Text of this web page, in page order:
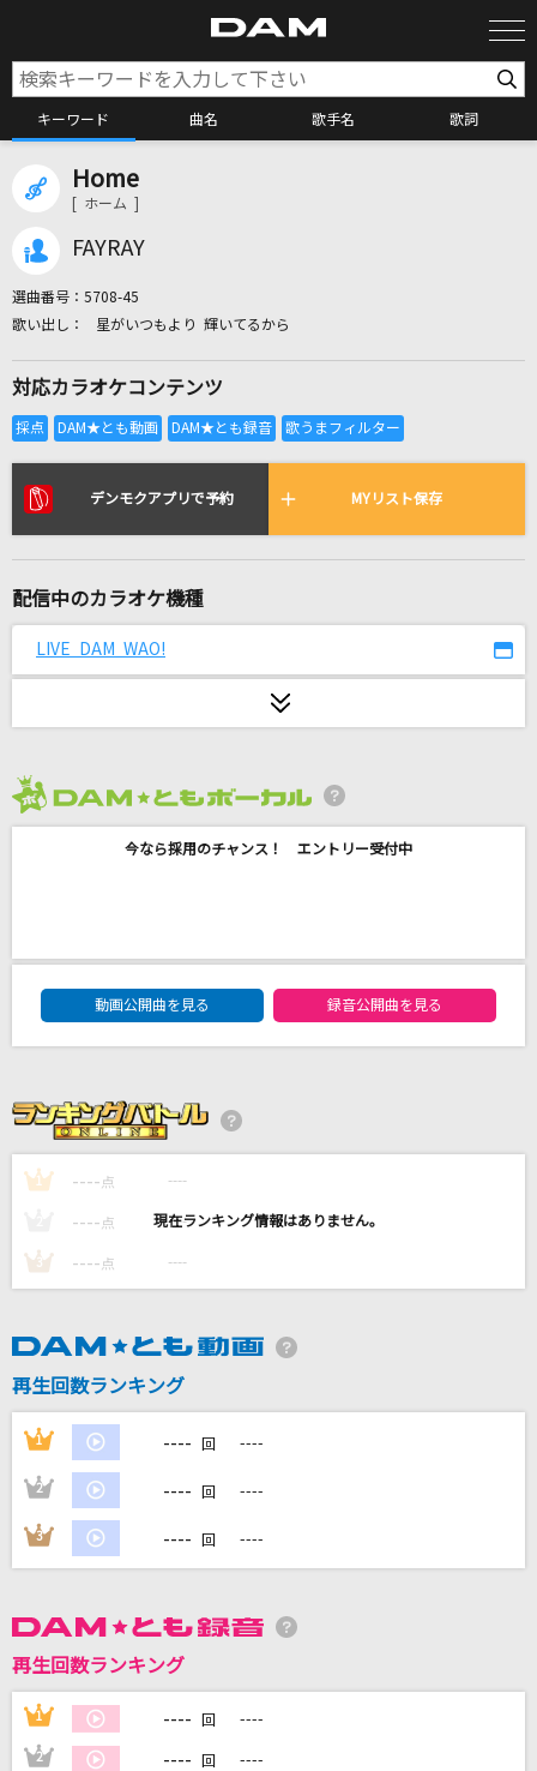
キーワード 曲名 歌手名 歌詞
全国りれき
リアルタイムで歌われている曲の一覧
怪獣の花唄
[生音]ドライフラワー
Journey through the Decade
伊達悠太
BELIEVE
エンジェルス ハーモニー
LENS FLARE
umura)
SixTONES
DAMの新曲・ランキングなど
カラオケ最新情報をチェック！
カラオケをもっと楽しもう！
Home
[ ホーム ]
FAYRAY
選曲番号： 5708-45
星がいつもより 輝いてるから
対応カラオケコンテンツ
デンモクアプリで予約 MYリスト保存
配信中のカラオケ機種
LIVE DAM WAO!
今なら採用のチャンス！ エントリー受付中
DAM★ともボーカルエントリーランキング
動画公開曲を見る
録音公開曲を見る
1 ---- 点 ----
---- 点 ----
3 ---- 点 ----
再生回数ランキング
1 ---- 回 ----
2 ---- 回 ----
3 ---- 回 ----
再生回数ランキング
1 ---- 回 ----
2 ---- 回 ----